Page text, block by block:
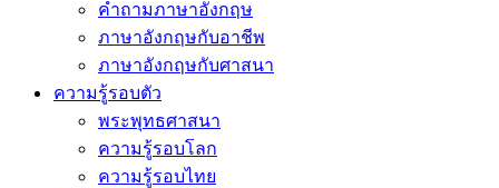
คำถามภาษาอังกฤษ
ภาษาอังกฤษกับอาชีพ
ภาษาอังกฤษกับศาสนา
ความรู้รอบตัว
พระพุทธศาสนา
ความรู้รอบโลก
ความรู้รอบไทย